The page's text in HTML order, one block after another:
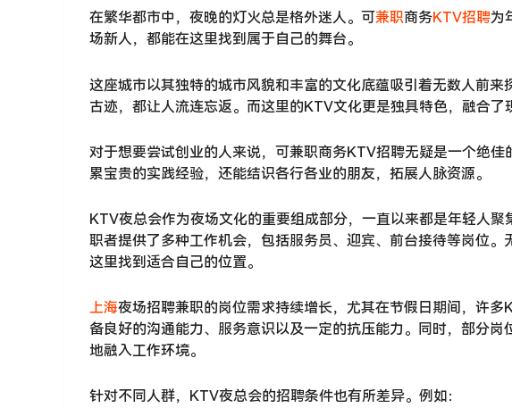
在繁华都市中，夜晚的灯火总是格外迷人。可兼职商务KTV招聘为
场新人，都能在这里找到属于自己的舞台。
这座城市以其独特的城市风貌和丰富的文化底蕴吸引着无数人前
古迹，都让人流连忘返。而这里的KTV文化更是独具特色，融合了
对于想要尝试创业的人来说，可兼职商务KTV招聘无疑是一个绝
累宝贵的实践经验，还能结识各行各业的朋友，拓展人脉资源。
KTV夜总会作为夜场文化的重要组成部分，一直以来都是年轻人
职者提供了多种工作机会，包括服务员、迎宾、前台接待等岗位
这里找到适合自己的位置。
上海夜场招聘兼职的岗位需求持续增长，尤其在节假日期间，许
备良好的沟通能力、服务意识以及一定的抗压能力。同时，部分
地融入工作环境。
针对不同人群，KTV夜总会的招聘条件也有所差异。例如：